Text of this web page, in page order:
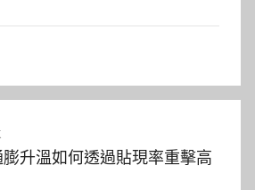
升溫如何透過貼現率重擊高